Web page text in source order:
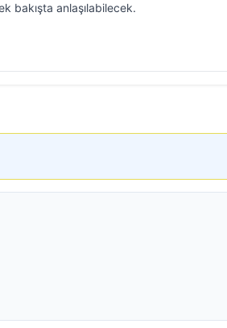
bakışta anlaşılabilecek.